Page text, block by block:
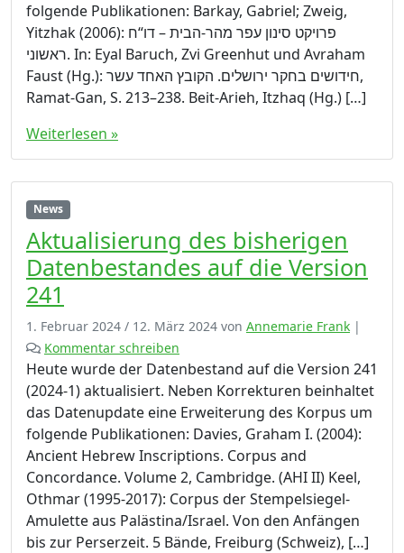
folgende Publikationen: Barkay, Gabriel; Zweig,
Yitzhak (2006): ‏פרויקט סינון עפר מהר-הבית – דו“ח
ראשוני. In: Eyal Baruch, Zvi Greenhut und Avraham
Faust (Hg.): חידושים בחקר ירושלים. הקובץ האחד עשר,
Ramat-Gan, S. 213–238. Beit-Arieh, Itzhaq (Hg.) […]
Weiterlesen »
News
Aktualisierung des bisherigen
Datenbestandes auf die Version
241
1. Februar 2024 / 12. März 2024 von Annemarie Frank |
Kommentar schreiben
Heute wurde der Datenbestand auf die Version 241
(2024-1) aktualisiert. Neben Korrekturen beinhaltet
das Datenupdate eine Erweiterung des Korpus um
folgende Publikationen: Davies, Graham I. (2004):
Ancient Hebrew Inscriptions. Corpus and
Concordance. Volume 2, Cambridge. (AHI II) Keel,
Othmar (1995-2017): Corpus der Stempelsiegel-
Amulette aus Palästina/Israel. Von den Anfängen
bis zur Perserzeit. 5 Bände, Freiburg (Schweiz), […]